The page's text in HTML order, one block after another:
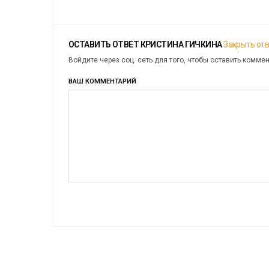
ОСТАВИТЬ ОТВЕТ КРИСТИНА ГИЧКИНАЗакрыть
Войдите через соц. сеть для того, чтобы оставить
ВАШ КОММЕНТАРИЙ